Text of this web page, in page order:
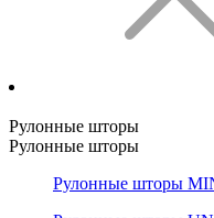
Рулонные шторы
Рулонные шторы
Рулонные шторы